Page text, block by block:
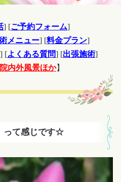
] [ご予約フォーム]
メニュー] [料金プラン]
] [よくある質問] [出張施術]
内外風景ほか】
って感じです☆